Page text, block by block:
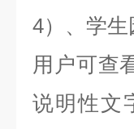
4） 、学
用户可查
说明性文